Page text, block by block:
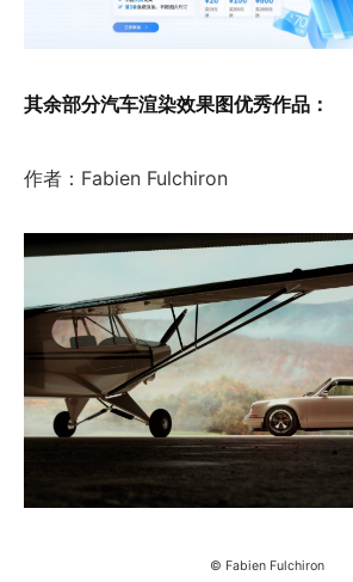
其余部分汽车渲染效果图优秀作品：
作者：Fabien Fulchiron
© Fabien Fulchiron